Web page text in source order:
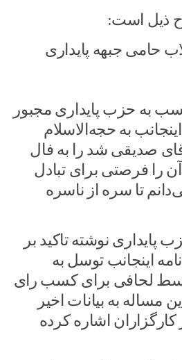
ذیل است:
حامی جبهه پایداری
به حزب پایداری مجبور
به حجه‌الاسلام
صدیقی شد را به فال
را فرصتی برای تبادل
تا سره از ناسره
نوشته تاکید بر
اینجانب توسل به
وسط لحافی برای کسب رای
مساله به بیانات اخیر
کارگزاران اشاره کرده